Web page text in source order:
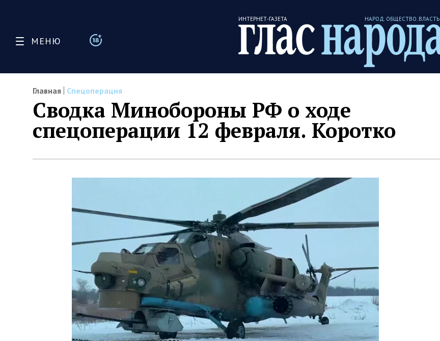
МЕНЮ
ИНТЕРНЕТ-ГАЗЕТА НАРОД. ОБЩЕСТВО. ВЛАСТЬ
Главная Спецоперация
Сводка Минобороны РФ о ходе
спецоперации 12 февраля. Коротко